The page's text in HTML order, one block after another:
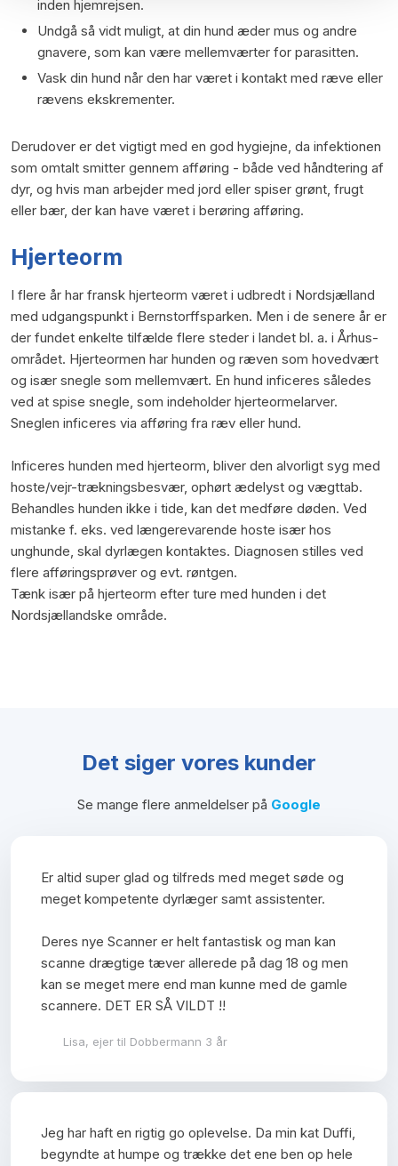
inden hjemrejsen.
Undgå så vidt muligt, at din hund æder mus og andre
gnavere, som kan være mellemværter for parasitten.
Vask din hund når den har været i kontakt med ræve eller
rævens ekskrementer.
Derudover er det vigtigt med en god hygiejne, da infektionen
som omtalt smitter gennem afføring - både ved håndtering af
dyr, og hvis man arbejder med jord eller spiser grønt, frugt
eller bær, der kan have været i berøring afføring.
Hjerteorm
I flere år har fransk hjerteorm været i udbredt i Nordsjælland
med udgangspunkt i Bernstorffsparken. Men i de senere år er
der fundet enkelte tilfælde flere steder i landet bl. a. i Århus-
området. Hjerteormen har hunden og ræven som hovedvært
og især snegle som mellemvært. En hund inficeres således
ved at spise snegle, som indeholder hjerteormelarver.
Sneglen inficeres via afføring fra ræv eller hund.
Inficeres hunden med hjerteorm, bliver den alvorligt syg med
hoste/vejr-trækningsbesvær, ophørt ædelyst og vægttab.
Behandles hunden ikke i tide, kan det medføre døden. Ved
mistanke f. eks. ved længerevarende hoste især hos
unghunde, skal dyrlægen kontaktes. Diagnosen stilles ved
flere afføringsprøver og evt. røntgen.
Tænk især på hjerteorm efter ture med hunden i det
Nordsjællandske område.
Det siger vores kunder​
Se mange flere anmeldelser på Google
​​Er altid super glad og tilfreds med meget søde og
meget kompetente dyrlæger samt assistenter.
Deres nye Scanner er helt fantastisk og man kan
scanne drægtige tæver allerede på dag 18 og men
kan se meget mere end man kunne med de gamle
scannere. DET ER SÅ VILDT !!
Lisa, ejer til Dobbermann 3 år
Jeg har haft en rigtig go oplevelse. Da min kat Duffi,
begyndte at humpe og trække det ene ben op hele